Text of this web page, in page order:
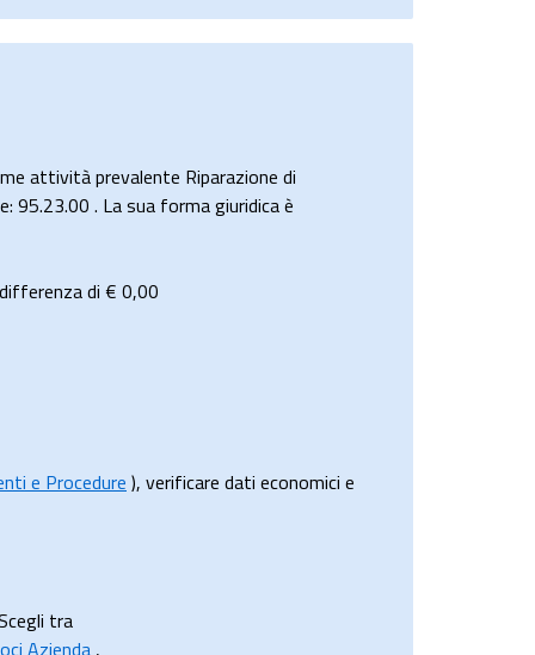
attività prevalente Riparazione di
95.23.00 . La sua forma giuridica è
di € 0,00
e Procedure ), verificare dati economici e
tra
Azienda,